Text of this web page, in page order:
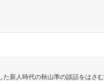
新人時代の秋山準の談話をはさむ